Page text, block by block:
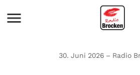
30. Juni 2026 – Radio